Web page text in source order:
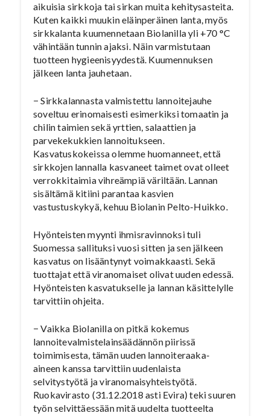
aikuisia sirkkoja tai sirkan muita kehitysasteita.
Kuten kaikki muukin eläinperäinen lanta, myös
sirkkalanta kuumennetaan Biolanilla yli +70 °C
vähintään tunnin ajaksi. Näin varmistutaan
tuotteen hygieenisyydestä. Kuumennuksen
jälkeen lanta jauhetaan.
− Sirkkalannasta valmistettu lannoitejauhe
soveltuu erinomaisesti esimerkiksi tomaatin ja
chilin taimien sekä yrttien, salaattien ja
parvekekukkien lannoitukseen.
Kasvatuskokeissa olemme huomanneet, että
sirkkojen lannalla kasvaneet taimet ovat olleet
verrokkitaimia vihreämpiä väriltään. Lannan
sisältämä kitiini parantaa kasvien
vastustuskykyä, kehuu Biolanin Pelto-Huikko.
Hyönteisten myynti ihmisravinnoksi tuli
Suomessa sallituksi vuosi sitten ja sen jälkeen
kasvatus on lisääntynyt voimakkaasti. Sekä
tuottajat että viranomaiset olivat uuden edessä.
Hyönteisten kasvatukselle ja lannan käsittelylle
tarvittiin ohjeita.
− Vaikka Biolanilla on pitkä kokemus
lannoitevalmistelainsäädännön piirissä
toimimisesta, tämän uuden lannoiteraaka-
aineen kanssa tarvittiin uudenlaista
selvitystyötä ja viranomaisyhteistyötä.
Ruokavirasto (31.12.2018 asti Evira) teki suuren
työn selvittäessään mitä uudelta tuotteelta